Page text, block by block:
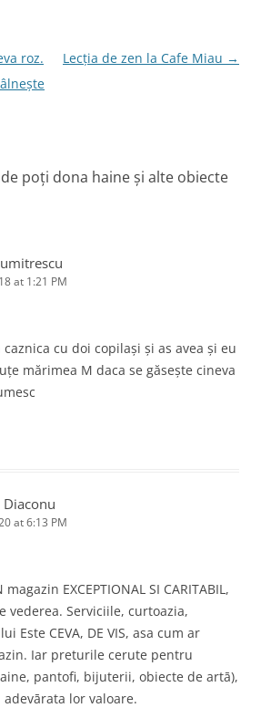
roz.
Lecția de zen la Cafe Miau →
poți dona haine și alte obiecte
at 1:21 PM
cu doi copilași și as avea și eu
mărimea M daca se găsește cineva
Diaconu
at 6:13 PM
magazin EXCEPTIONAL SI CARITABIL,
vederea. Serviciile, curtoazia,
Este CEVA, DE VIS, asa cum ar
Iar preturile cerute pentru
pantofi, bijuterii, obiecte de artā),
lor valoare.